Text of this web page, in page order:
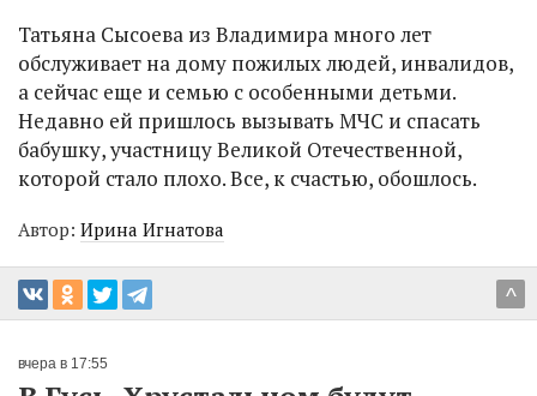
Татьяна Сысоева из Владимира много лет
обслуживает на дому пожилых людей, инвалидов,
а сейчас еще и семью с особенными детьми.
Недавно ей пришлось вызывать МЧС и спасать
бабушку, участницу Великой Отечественной,
которой стало плохо. Все, к счастью, обошлось.
Автор: Ирина Игнатова
^
вчера в 17:55